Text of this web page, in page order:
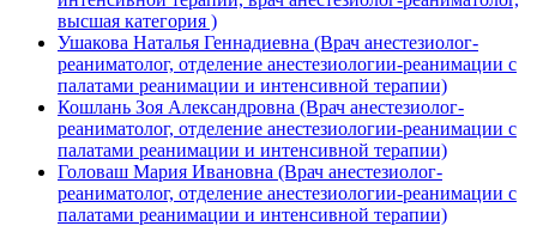
высшая категория )
Ушакова Наталья Геннадиевна (Врач анестезиолог-
реаниматолог, отделение анестезиологии-реанимации с
палатами реанимации и интенсивной терапии)
Кошлань Зоя Александровна (Врач анестезиолог-
реаниматолог, отделение анестезиологии-реанимации с
палатами реанимации и интенсивной терапии)
Головаш Мария Ивановна (Врач анестезиолог-
реаниматолог, отделение анестезиологии-реанимации с
палатами реанимации и интенсивной терапии)